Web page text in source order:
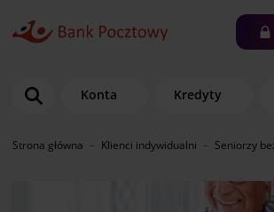
Konta Kredyty
Strona główna Klienci indywidualni Seniorzy